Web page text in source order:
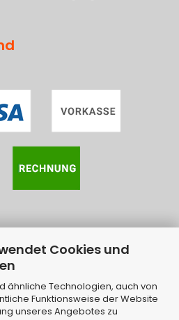
Cookies und
ähnliche Technologien, auch von
Funktionsweise der Website
unseres Angebotes zu